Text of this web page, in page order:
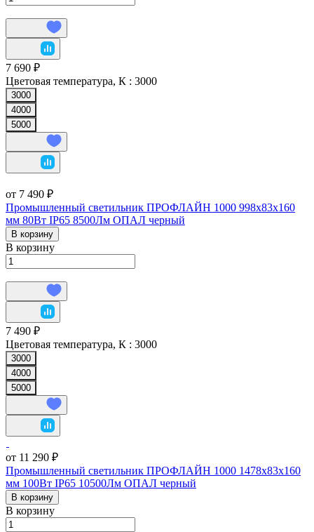
7 690 ₽
Цветовая температура, К : 3000
3000
4000
5000
от 7 490 ₽
Промышленный светильник ПРОФЛАЙН 1000 998х83х160
мм 80Вт IP65 8500Лм ОПАЛ черный
В корзину
В корзину
7 490 ₽
Цветовая температура, К : 3000
3000
4000
5000
от 11 290 ₽
Промышленный светильник ПРОФЛАЙН 1000 1478х83х160
мм 100Вт IP65 10500Лм ОПАЛ черный
В корзину
В корзину